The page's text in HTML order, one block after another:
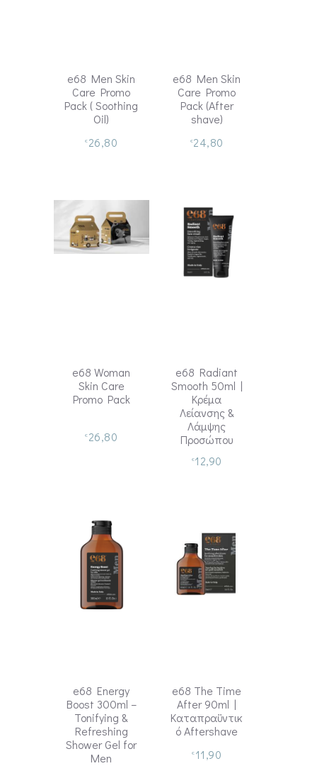
e68 Men Skin
Care Promo
Pack ( Soothing
Oil)
€ 26,80
e68 Men Skin
Care Promo
Pack (After
shave)
€24,80
e68 Woman
Skin Care
Promo Pack
€ 26,80
e68 Radiant
Smooth 50ml |
Κρέμα
Λείανσης &
Λάμψης
Προσώπου
€12,90
e68 Energy
Boost 300ml –
Tonifying &
Refreshing
Shower Gel for
Men
e68 The Time
After 90ml |
Καταπραϋντικ
ό Aftershave
€ 11,90